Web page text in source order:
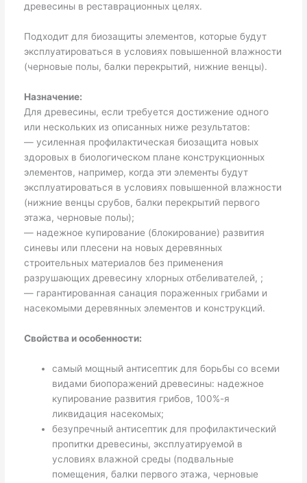
древесины в реставрационных целях.
Подходит для биозащиты элементов, которые будут
эксплуатироваться в условиях повышенной влажности
(черновые полы, балки перекрытий, нижние венцы).
Назначение:
Для древесины, если требуется достижение одного
или нескольких из описанных ниже результатов:
— усиленная профилактическая биозащита новых
здоровых в биологическом плане конструкционных
элементов, например, когда эти элементы будут
эксплуатироваться в условиях повышенной влажности
(нижние венцы срубов, балки перекрытий первого
этажа, черновые полы);
— надежное купирование (блокирование) развития
синевы или плесени на новых деревянных
строительных материалов без применения
разрушающих древесину хлорных отбеливателей, ;
— гарантированная санация пораженных грибами и
насекомыми деревянных элементов и конструкций.
Свойства и особенности:
самый мощный антисептик для борьбы со всеми
видами биопоражений древесины: надежное
купирование развития грибов, 100%-я
ликвидация насекомых;
безупречный антисептик для профилактический
пропитки древесины, эксплуатируемой в
условиях влажной среды (подвальные
помещения, балки первого этажа, черновые